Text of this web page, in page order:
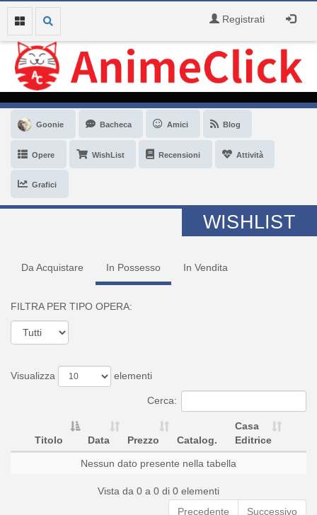
Registrati
Goonie Bacheca Amici Blog
Opere WishList Recensioni Attività
Grafici
WISHLIST
Da Acquistare In Possesso In Vendita
FILTRA PER TIPO OPERA:
Visualizza elementi
Cerca:
Titolo Data Prezzo Catalog.
Casa
Editrice
Nessun dato presente nella tabella
Vista da 0 a 0 di 0 elementi
Precedente
Successivo